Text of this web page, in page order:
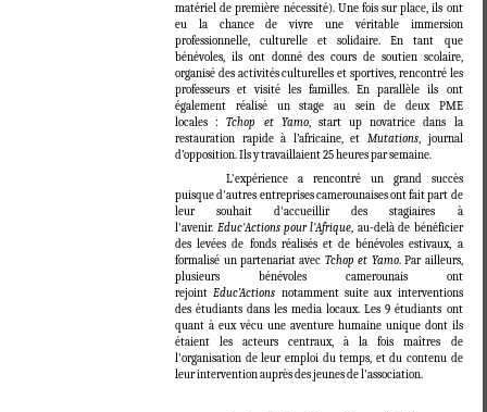
matériel de première nécessité). Une fois sur place, ils ont
eu la chance de vivre une véritable immersion
professionnelle, culturelle et solidaire. En tant que
bénévoles, ils ont donné des cours de soutien scolaire,
organisé des activités culturelles et sportives, rencontré les
professeurs et visité les familles. En parallèle ils ont
également réalisé un stage au sein de deux PME
locales :Tchop et Yamo, start up novatrice dans la
restauration rapide à l’africaine, et Mutations, journal
d’opposition. Ils y travaillaient 25 heures par semaine.
L'expérience a rencontré un grand succès
puisque d'autres entreprises camerounaises ont fait part de
leur souhait d'accueillir des stagiaires à
l'avenir. Educ'Actions pour l'Afrique , au-delà de bénéficier
des levées de fonds réalisés et de bénévoles estivaux, a
formalisé un partenariat avec Tchop et Yamo. Par ailleurs,
plusieurs bénévoles camerounais ont
rejoint Educ’Actions notamment suite aux interventions
des étudiants dans les media locaux. Les 9 étudiants ont
quant à eux vécu une aventure humaine unique dont ils
étaient les acteurs centraux, à la fois maîtres de
l'organisation de leur emploi du temps, et du contenu de
leur intervention auprès des jeunes de l'association.